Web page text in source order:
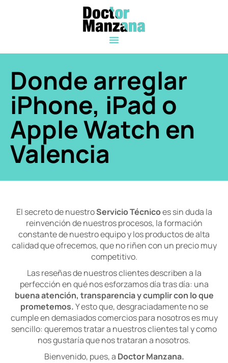
Donde arreglar
iPhone, iPad o
Apple Watch en
Valencia
El secreto de nuestroServicio Técnicoes sin duda la
reinvención de nuestros procesos, la formación
constante de nuestro equipo y los productos de alta
calidad que ofrecemos, que no riñen con un precio muy
competitivo.
Las reseñas de nuestros clientes describen a la
perfección en qué nos esforzamos día tras día: una
buena atención, transparencia y cumplir con lo que
prometemos.Y esto que, desgraciadamente no se
cumple en demasiados comercios para nosotros es muy
sencillo: queremos tratar a nuestros clientes tal y como
nos gustaría que nos trataran a nosotros.
Bienvenido, pues, a Doctor Manzana.